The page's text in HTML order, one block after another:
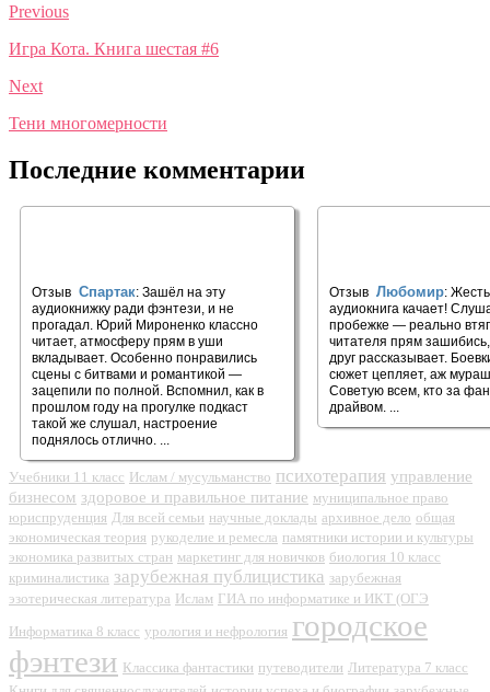
Previous
Игра Кота. Книга шестая #6
Next
Тени многомерности
Последние комментарии
Отзыв Спартак: Зашёл на эту
аудиокнижку ради фэнтези, и не
прогадал. Юрий Мироненко классно
читает, атмосферу прям в уши
вкладывает. Особенно понравились
сцены с битвами и романтикой —
зацепили по полной. Вспомнил, как в
прошлом году на прогулке подкаст
такой же слушал, настроение
поднялось отлично. ...
Отзыв Любомир:
аудиокнига качает!
пробежке — реально
читателя прям
друг рассказывает.
сюжет цепляет, аж
Советую всем, кто за
драйвом. ...
Учебники 11 класс Ислам / мусульманство психотерапия управление
бизнесом здоровое и правильное питание муниципальное право
юриспруденция Для всей семьи научные доклады архивное дело общая
экономическая теория рукоделие и ремесла памятники истории и культуры
экономика развитых стран маркетинг для новичков биология 10 класс
криминалистика зарубежная публицистика зарубежная
эзотерическая литература Ислам ГИА по информатике и ИКТ (ОГЭ
Информатика 8 класс урология и нефрология городское
фэнтези Классика фантастики путеводители Литература 7 класс